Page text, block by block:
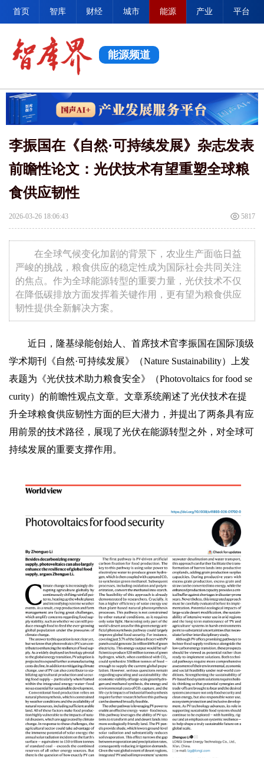
首页 智库 财经 城市 能源 产业 平台
能源频道
李振国在《自然·可持续发展》杂志发表
前瞻性论文：光伏技术有望重塑全球粮
食供应韧性
2026-03-26 18:06:43 5817
在全球气候变化加剧的背景下，农业生产面临日益
严峻的挑战，粮食供应的稳定性成为国际社会共同关注
的焦点。作为全球能源转型的重要力量，光伏技术不仅
在降低碳排放方面发挥着关键作用，更有望为粮食供应
韧性提供全新解决方案。
近日，隆基绿能创始人、首席技术官李振国在国际顶级
学术期刊《自然·可持续发展》（Nature Sustainability）上发
表题为《光伏技术助力粮食安全》（Photovoltaics for food se
curity）的前瞻性观点文章。文章系统阐述了光伏技术在提
升全球粮食供应韧性方面的巨大潜力，并提出了两条具有应
用前景的技术路径，展现了光伏在能源转型之外，对全球可
持续发展的重要支撑作用。